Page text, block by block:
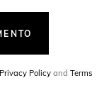
Privacy Policy andTerms